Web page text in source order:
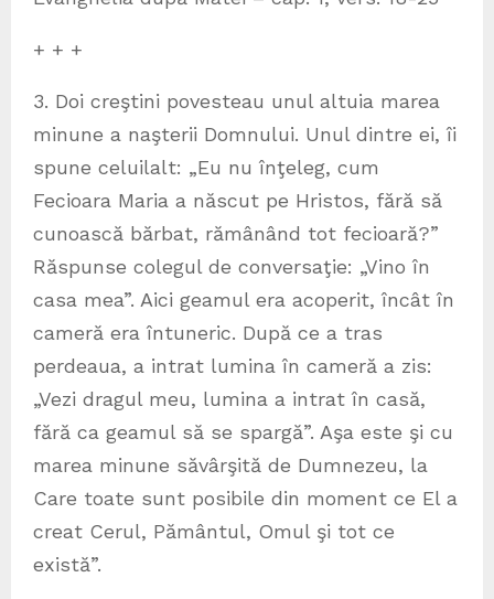
+ + +
3. Doi creştini povesteau unul altuia marea
minune a naşterii Domnului. Unul dintre ei, îi
spune celuilalt: „Eu nu înţeleg, cum
Fecioara Maria a născut pe Hristos, fără să
cunoască bărbat, rămânând tot fecioară?”
Răspunse colegul de conversaţie: „Vino în
casa mea”. Aici geamul era acoperit, încât în
cameră era întuneric. După ce a tras
perdeaua, a intrat lumina în cameră a zis:
„Vezi dragul meu, lumina a intrat în casă,
fără ca geamul să se spargă”. Aşa este şi cu
marea minune săvârşită de Dumnezeu, la
Care toate sunt posibile din moment ce El a
creat Cerul, Pământul, Omul şi tot ce
există”.